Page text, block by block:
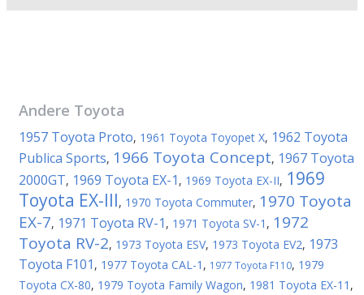
Andere Toyota
1957 Toyota Proto, 1961 Toyota Toyopet X, 1962 Toyota
Publica Sports, 1966 Toyota Concept, 1967 Toyota
2000GT, 1969 Toyota EX-1 , 1969 Toyota EX-II, 1969
Toyota EX-III, 1970 Toyota Commuter, 1970 Toyota
EX-7, 1971 Toyota RV-1 , 1971 Toyota SV-1 , 1972
Toyota RV-2, 1973 Toyota ESV, 1973 Toyota EV2, 1973
Toyota F101 , 1977 Toyota CAL-1 , 1977 Toyota F110, 1979
Toyota CX-80, 1979 Toyota Family Wagon, 1981 Toyota EX-11 ,